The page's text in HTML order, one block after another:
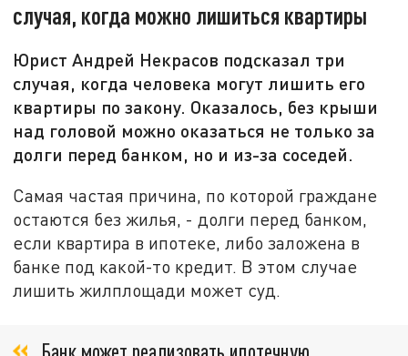
случая, когда можно лишиться квартиры
Юрист Андрей Некрасов подсказал три
случая, когда человека могут лишить его
квартиры по закону. Оказалось, без крыши
над головой можно оказаться не только за
долги перед банком, но и из-за соседей.
Самая частая причина, по которой граждане
остаются без жилья, - долги перед банком,
если квартира в ипотеке, либо заложена в
банке под какой-то кредит. В этом случае
лишить жилплощади может суд.